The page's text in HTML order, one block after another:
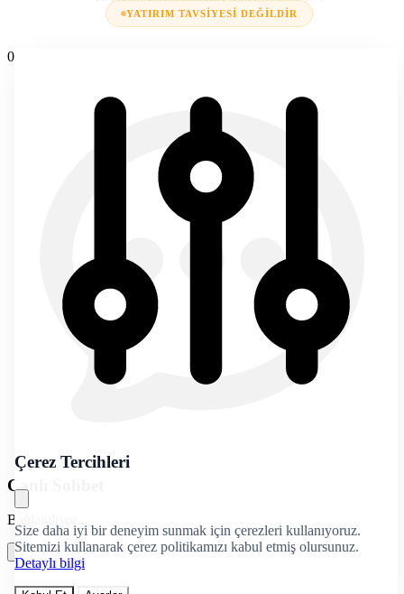
YATIRIM TAVSIYESI DEĞILDIR
Çerez Tercihleri
Size daha iyi bir deneyim sunmak için çerezleri kullanıyoruz.
Sitemizi kullanarak çerez politikamızı kabul etmiş olursunuz.
Detaylı bilgi
0
Canlı Sohbet
Bağlanılıyor...